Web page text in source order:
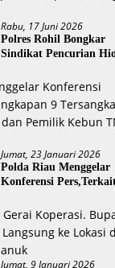
Rabu, 17 Juni 2026
Polres Rohil Bongkar
Sindikat Pencurian
Tersangka Diamankan
Jumat, 23 Januari 2026
Polda Riau Menggelar
Konferensi
Perusakan Posko dan
Pemilik Kebun TNTN
Nilo
Jumat, 9 Januari 2026